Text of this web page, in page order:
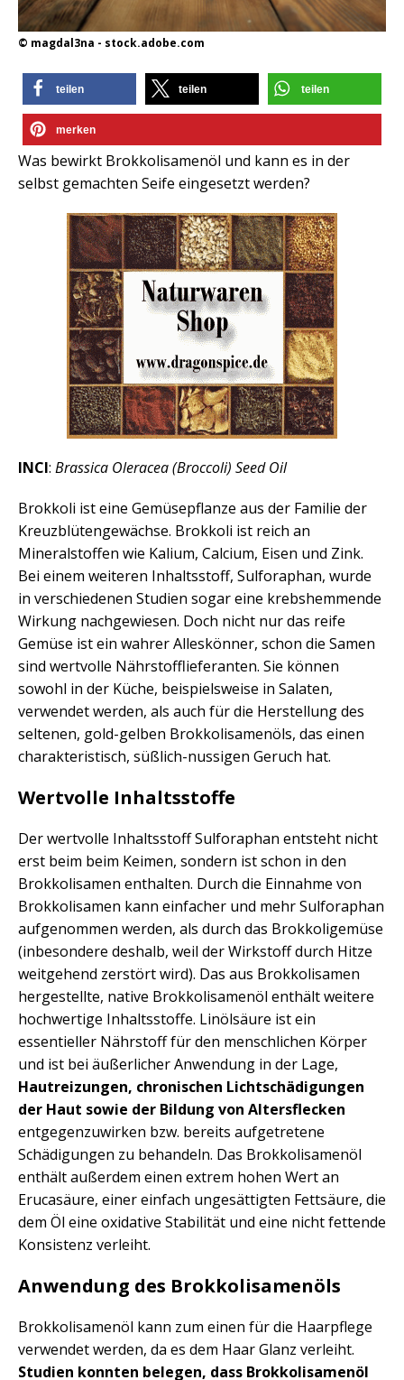
© magdal3na - stock.adobe.com
teilen teilen teilen
merken
Was bewirkt Brokkolisamenöl und kann es in der
selbst gemachten Seife eingesetzt werden?
INCI: Brassica Oleracea (Broccoli) Seed Oil
Brokkoli ist eine Gemüsepflanze aus der Familie der
Kreuzblütengewächse. Brokkoli ist reich an
Mineralstoffen wie Kalium, Calcium, Eisen und Zink.
Bei einem weiteren Inhaltsstoff, Sulforaphan, wurde
in verschiedenen Studien sogar eine krebshemmende
Wirkung nachgewiesen. Doch nicht nur das reife
Gemüse ist ein wahrer Alleskönner, schon die Samen
sind wertvolle Nährstofflieferanten. Sie können
sowohl in der Küche, beispielsweise in Salaten,
verwendet werden, als auch für die Herstellung des
seltenen, gold-gelben Brokkolisamenöls, das einen
charakteristisch, süßlich-nussigen Geruch hat.
Wertvolle Inhaltsstoffe
Der wertvolle Inhaltsstoff Sulforaphan entsteht nicht
erst beim beim Keimen, sondern ist schon in den
Brokkolisamen enthalten. Durch die Einnahme von
Brokkolisamen kann einfacher und mehr Sulforaphan
aufgenommen werden, als durch das Brokkoligemüse
(inbesondere deshalb, weil der Wirkstoff durch Hitze
weitgehend zerstört wird). Das aus Brokkolisamen
hergestellte, native Brokkolisamenöl enthält weitere
hochwertige Inhaltsstoffe. Linölsäure ist ein
essentieller Nährstoff für den menschlichen Körper
und ist bei äußerlicher Anwendung in der Lage,
Hautreizungen, chronischen Lichtschädigungen
der Haut sowie der Bildung von Altersflecken
entgegenzuwirken bzw. bereits aufgetretene
Schädigungen zu behandeln. Das Brokkolisamenöl
enthält außerdem einen extrem hohen Wert an
Erucasäure, einer einfach ungesättigten Fettsäure, die
dem Öl eine oxidative Stabilität und eine nicht fettende
Konsistenz verleiht.
Anwendung des Brokkolisamenöls
Brokkolisamenöl kann zum einen für die Haarpflege
verwendet werden, da es dem Haar Glanz verleiht.
Studien konnten belegen, dass Brokkolisamenöl